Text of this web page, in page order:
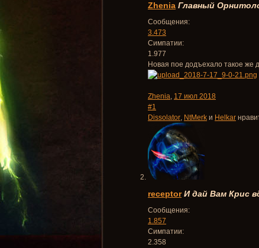
Zhenia Главный
Сообщения:
3.473
Симпатии:
1.977
Новая пое додъехало такое же
Zhenia, 17 июл 2018
#1
Dissolator, NtMerk и Helkar
receptor И дай Вам Крис
Сообщения:
1.857
Симпатии:
2.358